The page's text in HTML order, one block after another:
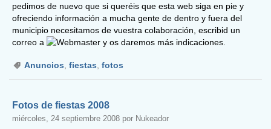
pedimos de nuevo que si queréis que esta web siga en pie y
ofreciendo información a mucha gente de dentro y fuera del
municipio necesitamos de vuestra colaboración, escribid un
correo a
y os daremos más indicaciones.
Anuncios fiestas fotos
Fotos de fiestas 2008
miércoles, 24 septiembre 2008 por Nukeador